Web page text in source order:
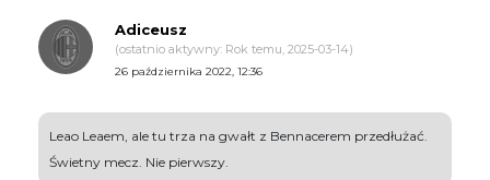
Adiceusz
(ostatnio aktywny: Rok temu, 2025-03-14)
26 października 2022, 12:36
Leao Leaem, ale tu trza na gwałt z Bennacerem przedłużać.
Świetny mecz. Nie pierwszy.